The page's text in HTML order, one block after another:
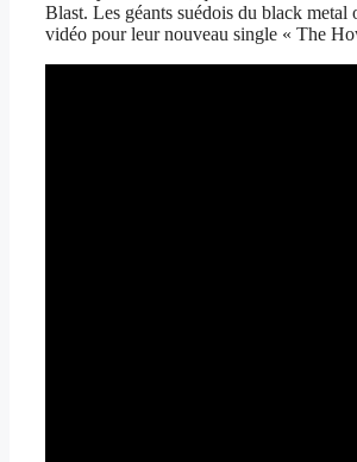
Blast. Les géants suédois du black metal
vidéo pour leur nouveau single « The